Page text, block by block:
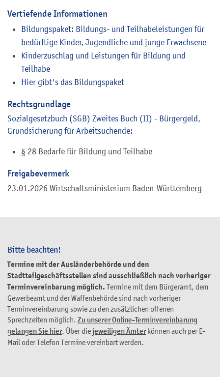
Bitte beachten!
Termine mit der Ausländerbehörde und den
Stadtteilgeschäftsstellen sind ausschließlich nach vorheriger
Terminvereinbarung möglich. Termine mit dem Bürgeramt, dem
Gewerbeamt und der Waffenbehörde sind nach vorheriger
Terminvereinbarung sowie zu den zusätzlichen offenen
Sprechzeiten möglich. Zu unserer Online-Terminvereinbarung
gelangen Sie hier. Über diejeweiligen Ämterkönnen auch per E-
Mail oder Telefon Termine vereinbart werden.
Vertiefende Informationen
Bildungspaket: Bildungs- und Teilhabeleistungen für
bedürftige Kinder, Jugendliche und junge Erwachsene
Kinderzuschlag und Leistungen für Bildung und
Teilhabe
Hier gibt's das Bildungspaket
Rechtsgrundlage
Sozialgesetzbuch (SGB) Zweites Buch (II) - Bürgergeld,
Grundsicherung für Arbeitsuchende:
§ 28 Bedarfe für Bildung und Teilhabe
Freigabevermerk
23.01.2026 Wirtschaftsministerium Baden-Württemberg